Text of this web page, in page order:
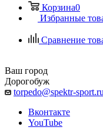
Корзина0
Избранные
Сравнение
Ваш город
Дорогобуж
torpedo@spektr-sport.ru
Вконтакте
YouTube